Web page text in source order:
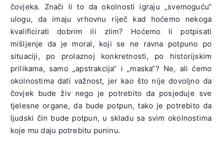
čovjeka. Znači li to da okolnosti igraju „svemoguću“
ulogu, da imaju vrhovnu riječ kad hoćemo nekoga
kvalificirati dobrim ili zlim? Hoćemo li potpisati
mišljenje da je moral, koji se ne ravna potpuno po
situaciji, po prolaznoj konkretnosti, po historijskim
prilikama, samo „apstrakcija“ i „maska“? Ne, ali ćemo
okolnostima dati važnost, jer kao što nije dovoljno da
čovjek bude živ nego je potrebito da posjeduje sve
tjelesne organe, da bude potpun, tako je potrebito da
ljudski čin bude potpun, u skladu sa svim okolnostima
koje mu daju potrebitu puninu.